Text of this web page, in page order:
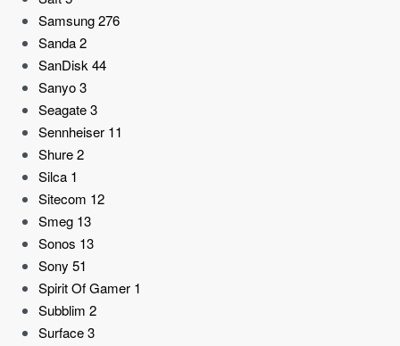
Samsung276
Sanda2
SanDisk44
Sanyo3
Seagate3
Sennheiser 11
Shure2
Silca 1
Sitecom 12
Smeg 13
Sonos 13
Sony 51
Spirit Of Gamer 1
Subblim 2
Surface3